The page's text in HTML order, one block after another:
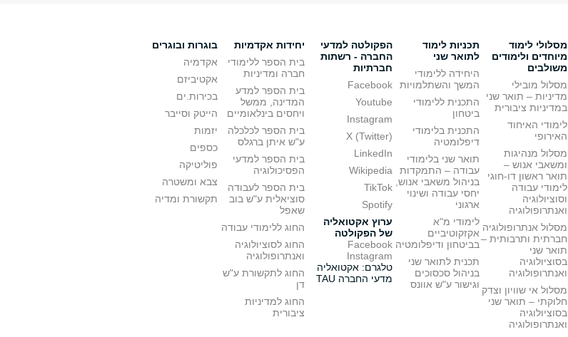
מסלולי לימוד
מיוחדים ולימודים
משולבים
מסלול מובילי
מדיניות – תואר שני
במדיניות ציבורית
לימודי האיחוד
האירופי
מסלול מנהיגות
ומשאבי אנוש –
תואר ראשון דו-חוגי
לימודי עבודה
וסוציולוגיה
ואנתרופולוגיה
מסלול אנתרופולוגיה
חברתית ותרבותית –
תואר שני
בסוציולוגיה
ואנתרופולוגיה
מסלול אי שוויון וצדק
חלוקתי – תואר שני
בסוציולוגיה
ואנתרופולוגיה
תכניות לימוד
לתואר שני
היחידה ללימודי
המשך והשתלמויות
התכנית ללימודי
ביטחון
התכנית בלימודי
דיפלומטיה
תואר שני בלימודי
עבודה – התמקדות
בניהול משאבי אנוש,
יחסי עבודה ושינוי
ארגוני
לימודי מ"א
אקזקוטיביים
בביטחון ודיפלומטיה
תכנית לתואר שני
בניהול סכסוכים
וגישור ע"ש אוונס
הפקולטה למדעי
החברה - רשתות
חברתיות
Facebook
Youtube
Instagram
X (Twitter)
LinkedIn
Wikipedia
TikTok
Spotify
ערוץ אקטואליה
של הפקולטה
Facebook
Instagram
טלגרם: אקטואליה
מדעי החברה TAU
יחידות אקדמיות
בית הספר ללימודי
חברה ומדיניות
בית הספר למדע
המדינה, ממשל
ויחסים בינלאומיים
בית הספר לכלכלה
ע"ש איתן ברגלס
בית הספר למדעי
הפסיכולוגיה
בית הספר לעבודה
סוציאלית ע"ש בוב
שאפל
החוג ללימודי עבודה
החוג לסוציולוגיה
ואנתרופולוגיה
החוג לתקשורת ע"ש
דן
החוג למדיניות
ציבורית
בוגרות ובוגרים
אקדמיה
אקטיביזם
בכירות.ים
הייטק וסייבר
יזמות
כספים
פוליטיקה
צבא ומשטרה
תקשורת ומדיה